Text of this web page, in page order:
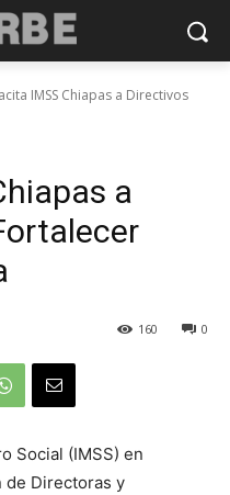
IMSS Chiapas a Directivos
a
0
160
Social (IMSS) en
de Directoras y